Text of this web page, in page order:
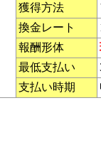
獲得方法
換金レート
報酬形体
最低支払い
支払い時期